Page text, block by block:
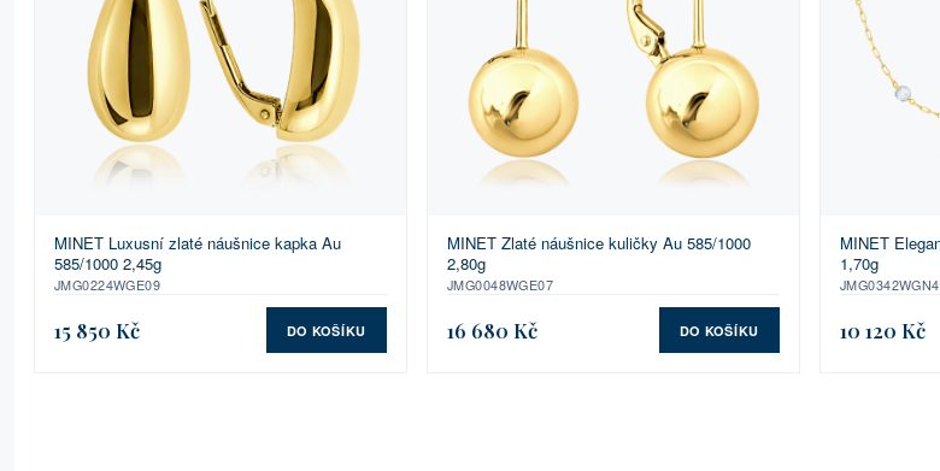
MINET Luxusní zlaté náušnice kapka Au
585/1000 2,45g
JMG0224WGE09
15 850 Kč DO KOŠÍKU
MINET Zlaté náušnice kuličky Au 585/1000
2,80g
JMG0048WGE07
16 680 Kč DO KOŠÍKU
MINET
1,70g
10 120 Kč